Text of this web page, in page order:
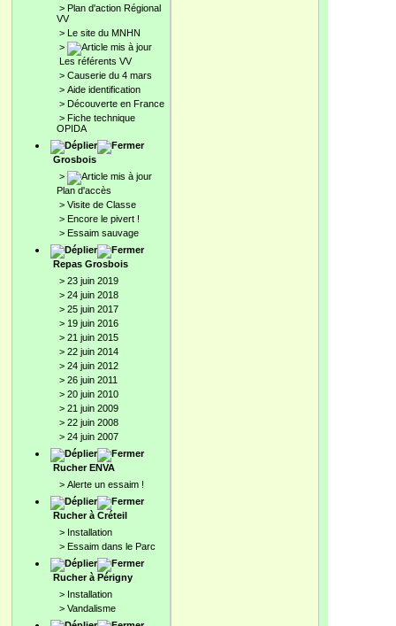
> Plan d'action Régional
VV
> Le site du MNHN
>
Les référents VV
> Causerie du 4 mars
> Aide identification
> Découverte en France
> Fiche technique
OPIDA
Grosbois
>
Plan d'accès
> Visite de Classe
> Encore le pivert !
> Essaim sauvage
Repas Grosbois
> 23 juin 2019
> 24 juin 2018
> 25 juin 2017
> 19 juin 2016
> 21 juin 2015
> 22 juin 2014
> 24 juin 2012
> 26 juin 2011
> 20 juin 2010
> 21 juin 2009
> 22 juin 2008
> 24 juin 2007
Rucher ENVA
> Alerte un essaim !
Rucher à Créteil
> Installation
> Essaim dans le Parc
Rucher à Périgny
> Installation
> Vandalisme